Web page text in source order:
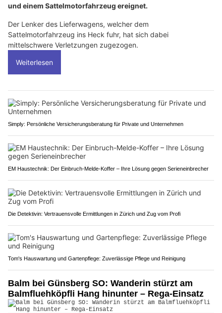
und einem Sattelmotorfahrzeug ereignet.
Der Lenker des Lieferwagens, welcher dem
Sattelmotorfahrzeug ins Heck fuhr, hat sich dabei
mittelschwere Verletzungen zugezogen.
Weiterlesen
Simply: Persönliche Versicherungsberatung für Private und Unternehmen
EM Haustechnik: Der Einbruch-Melde-Koffer – Ihre Lösung gegen Serieneinbrecher
Die Detektivin: Vertrauensvolle Ermittlungen in Zürich und Zug vom Profi
Tom's Hauswartung und Gartenpflege: Zuverlässige Pflege und Reinigung
Balm bei Günsberg SO: Wanderin stürzt am
Balmfluehköpfli Hang hinunter – Rega-Einsatz